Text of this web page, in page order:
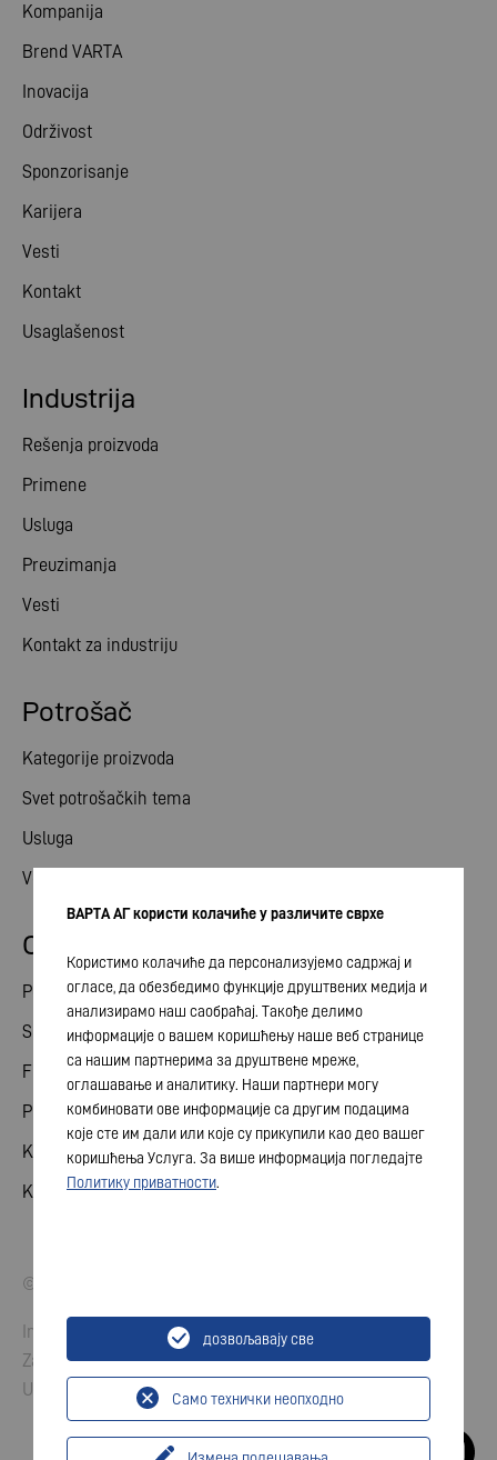
Kompanija
Brend VARTA
Inovacija
Održivost
Sponzorisanje
Karijera
Vesti
Kontakt
Usaglašenost
Potrošač
Kategorije proizvoda
Svet potrošačkih tema
Usluga
Vesti
Industrija
Rešenja proizvoda
Primene
Usluga
Preuzimanja
Vesti
Kontakt za industriju
Odnosi ulagača
Podeli
Skupština akcionara
Finansijski kalendar
Publikacije
Kontakt sa investitorom
Korporativno upravljanje
© 2026 VARTA AG. Sva prava zadržana.
Impresum
Zaštita podataka
Uslovi
ВАРТА АГ користи колачиће у различите сврхе
Користимо колачиће да персонализујемо садржај и
огласе, да обезбедимо функције друштвених медија и
анализирамо наш саобраћај. Такође делимо
информације о вашем коришћењу наше веб странице
са нашим партнерима за друштвене мреже,
оглашавање и аналитику. Наши партнери могу
комбиновати ове информације са другим подацима
које сте им дали или које су прикупили као део вашег
коришћења Услуга. За више информација погледајте
Политику приватности.
Само технички неопходно
дозвољавају све